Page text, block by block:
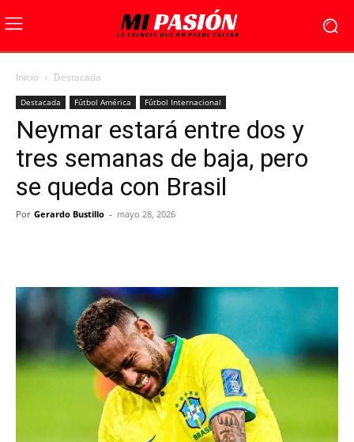
Inicio Destacada
Destacada Fútbol América Fútbol Internacional
Neymar estará entre dos y
tres semanas de baja, pero
se queda con Brasil
Por Gerardo Bustillo - mayo 28, 2026